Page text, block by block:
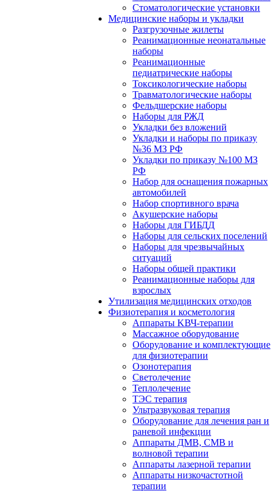
Стоматологические установки
Медицинские наборы и укладки
Разгрузочные жилеты
Реанимационные неонатальные
наборы
Реанимационные
педиатрические наборы
Токсикологические наборы
Травматологические наборы
Фельдшерские наборы
Наборы для РЖД
Укладки без вложений
Укладки и наборы по приказу
№36 МЗ РФ
Укладки по приказу №100 МЗ
РФ
Набор для оснащения пожарных
автомобилей
Набор спортивного врача
Акушерские наборы
Наборы для ГИБДД
Наборы для сельских поселений
Наборы для чрезвычайных
ситуаций
Наборы общей практики
Реанимационные наборы для
взрослых
Утилизация медицинских отходов
Физиотерапия и косметология
Аппараты KВЧ-терапии
Массажное оборудование
Оборудование и комплектующие
для физиотерапии
Озонотерапия
Светолечение
Теплолечение
ТЭС терапия
Ультразвуковая терапия
Оборудование для лечения ран и
раневой инфекции
Аппараты ДМВ, СМВ и
волновой терапии
Аппараты лазерной терапии
Аппараты низкочастотной
терапии